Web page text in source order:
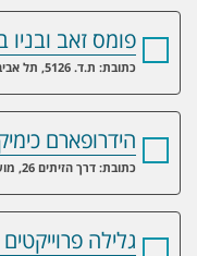
פומס זאב
כתובת: ת.ד. 5126, תל אביב 61051
הידרופארם
כתובת: דרך הזיתים 26, מושב בית זית
גלילה